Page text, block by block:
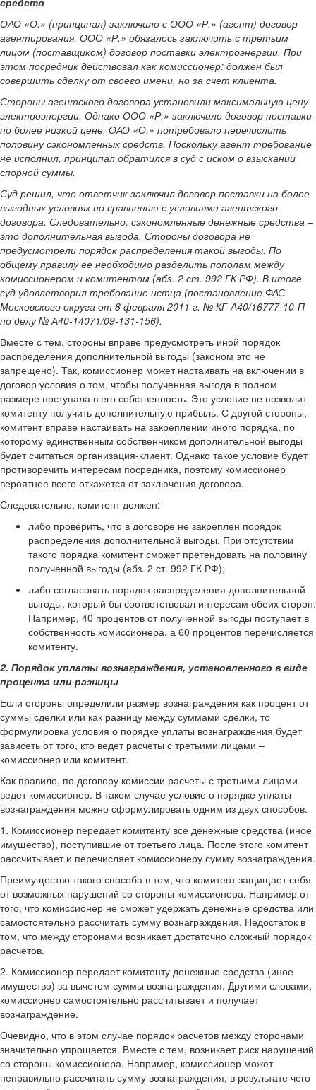
ОАО «О.» (принципал) заключило с ООО «Р.» (агент) договор
агентирования. ООО «Р.» обязалось заключить с третьим
лицом (поставщиком) договор поставки электроэнергии. При
этом посредник действовал как комиссионер: должен был
совершить сделку от своего имени, но за счет клиента.
Стороны агентского договора установили максимальную цену
электроэнергии. Однако ООО «Р.» заключило договор поставки
по более низкой цене. ОАО «О.» потребовало перечислить
половину сэкономленных средств. Поскольку агент требование
не исполнил, принципал обратился в суд с иском о взыскании
спорной суммы.
Суд решил, что ответчик заключил договор поставки на более
выгодных условиях по сравнению с условиями агентского
договора. Следовательно, сэкономленные денежные средства –
это дополнительная выгода. Стороны договора не
предусмотрели порядок распределения такой выгоды. По
общему правилу ее необходимо разделить пополам между
комиссионером и комитентом (абз. 2 ст. 992 ГК РФ). В итоге
суд удовлетворил требование истца (постановление ФАС
Московского округа от 8 февраля 2011 г. № КГ-А40/16777-10-П
по делу № А40-14071/09-131-156).
Вместе с тем, стороны вправе предусмотреть иной порядок
распределения дополнительной выгоды (законом это не
запрещено). Так, комиссионер может настаивать на включении в
договор условия о том, чтобы полученная выгода в полном
размере поступала в его собственность. Это условие не позволит
комитенту получить дополнительную прибыль. С другой стороны,
комитент вправе настаивать на закреплении иного порядка, по
которому единственным собственником дополнительной выгоды
будет считаться организация-клиент. Однако такое условие будет
противоречить интересам посредника, поэтому комиссионер
вероятнее всего откажется от заключения договора.
Следовательно, комитент должен:
либо проверить, что в договоре не закреплен порядок
распределения дополнительной выгоды. При отсутствии
такого порядка комитент сможет претендовать на половину
полученной выгоды (абз. 2 ст. 992 ГК РФ);
либо согласовать порядок распределения дополнительной
выгоды, который бы соответствовал интересам обеих сторон.
Например, 40 процентов от полученной выгоды поступает в
собственность комиссионера, а 60 процентов перечисляется
комитенту.
2. Порядок уплаты вознаграждения, установленного в виде
процента или разницы
Если стороны определили размер вознаграждения как процент от
суммы сделки или как разницу между суммами сделки, то
формулировка условия о порядке уплаты вознаграждения будет
зависеть от того, кто ведет расчеты с третьими лицами –
комиссионер или комитент.
Как правило, по договору комиссии расчеты с третьими лицами
ведет комиссионер. В таком случае условие о порядке уплаты
вознаграждения можно сформулировать одним из двух способов.
1. Комиссионер передает комитенту все денежные средства (иное
имущество), поступившие от третьего лица. После этого комитент
рассчитывает и перечисляет комиссионеру сумму вознаграждения.
Преимущество такого способа в том, что комитент защищает себя
от возможных нарушений со стороны комиссионера. Например от
того, что комиссионер не сможет удержать денежные средства или
самостоятельно рассчитать сумму вознаграждения. Недостаток в
том, что между сторонами возникает достаточно сложный порядок
расчетов.
2. Комиссионер передает комитенту денежные средства (иное
имущество) за вычетом суммы вознаграждения. Другими словами,
комиссионер самостоятельно рассчитывает и получает
вознаграждение.
Очевидно, что в этом случае порядок расчетов между сторонами
значительно упрощается. Вместе с тем, возникает риск нарушений
со стороны комиссионера. Например, комиссионер может
неправильно рассчитать сумму вознаграждения, в результате чего